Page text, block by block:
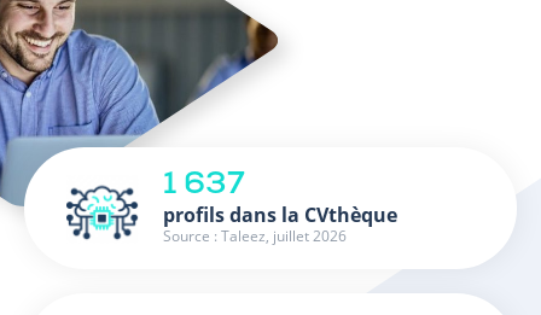
1 637
profils dans la CVthèque
Source : Taleez, juillet 2026